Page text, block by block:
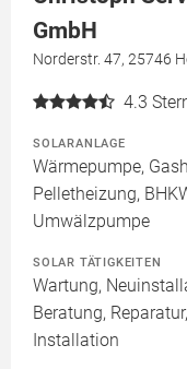
GmbH
Norderstr. 47, 25746
4.3
SOLARANLAGE
Wärmepumpe,
Pelletheizung,
Umwälzpumpe
SOLAR TÄTIGKEITEN
Wartung,
Beratung,
Installation